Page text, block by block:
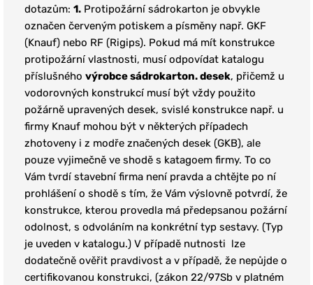
dotazům: 1.Protipožární sádrokarton je obvykle
označen červeným potiskem a písměny např. GKF
(Knauf) nebo RF (Rigips). Pokud má mít konstrukce
protipožární vlastnosti, musí odpovídat katalogu
příslušného výrobce sádrokarton. desek, přičemž u
vodorovných konstrukcí musí být vždy použito
požárně upravených desek, svislé konstrukce např. u
firmy Knauf mohou být v některých případech
zhotoveny i z modře značených desek (GKB), ale
pouze vyjimečně ve shodě s katagoem firmy. To co
Vám tvrdí stavební firma není pravda a chtějte po ní
prohlášení o shodě s tím, že Vám výslovně potvrdí, že
konstrukce, kterou provedla má předepsanou požární
odolnost, s odvoláním na konkrétní typ sestavy. (Typ
je uveden v katalogu.) V případě nutnosti lze
dodatečně ověřit pravdivost a v případě, že nepůjde o
certifikovanou konstrukci, (zákon 22/97Sb v platném